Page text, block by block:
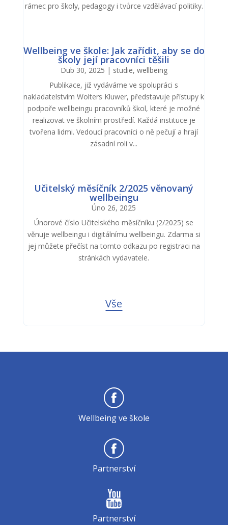
rámec pro školy, pedagogy i tvůrce vzdělávací politiky.
Wellbeing ve škole: Jak zařídit, aby se do
školy její pracovníci těšili
Dub 30, 2025 | studie, wellbeing
Publikace, již vydáváme ve spolupráci s
nakladatelstvím Wolters Kluwer, představuje přístupy k
podpoře wellbeingu pracovníků škol, kte­ré je možné
realizovat ve školním prostředí. Každá instituce je
tvořena lidmi. Vedoucí pracovníci o ně pečují a hrají
zásadní roli v...
Učitelský měsíčník 2/2025 věnovaný
wellbeingu
Úno 26, 2025
Únorové číslo Učitelského měsíčníku (2/2025) se
věnuje wellbeingu i digitálnímu wellbeingu. Zdarma si
jej můžete přečíst na tomto odkazu po registraci na
stránkách vydavatele.
Vše
Wellbeing ve škole
Partnerství
Partnerství